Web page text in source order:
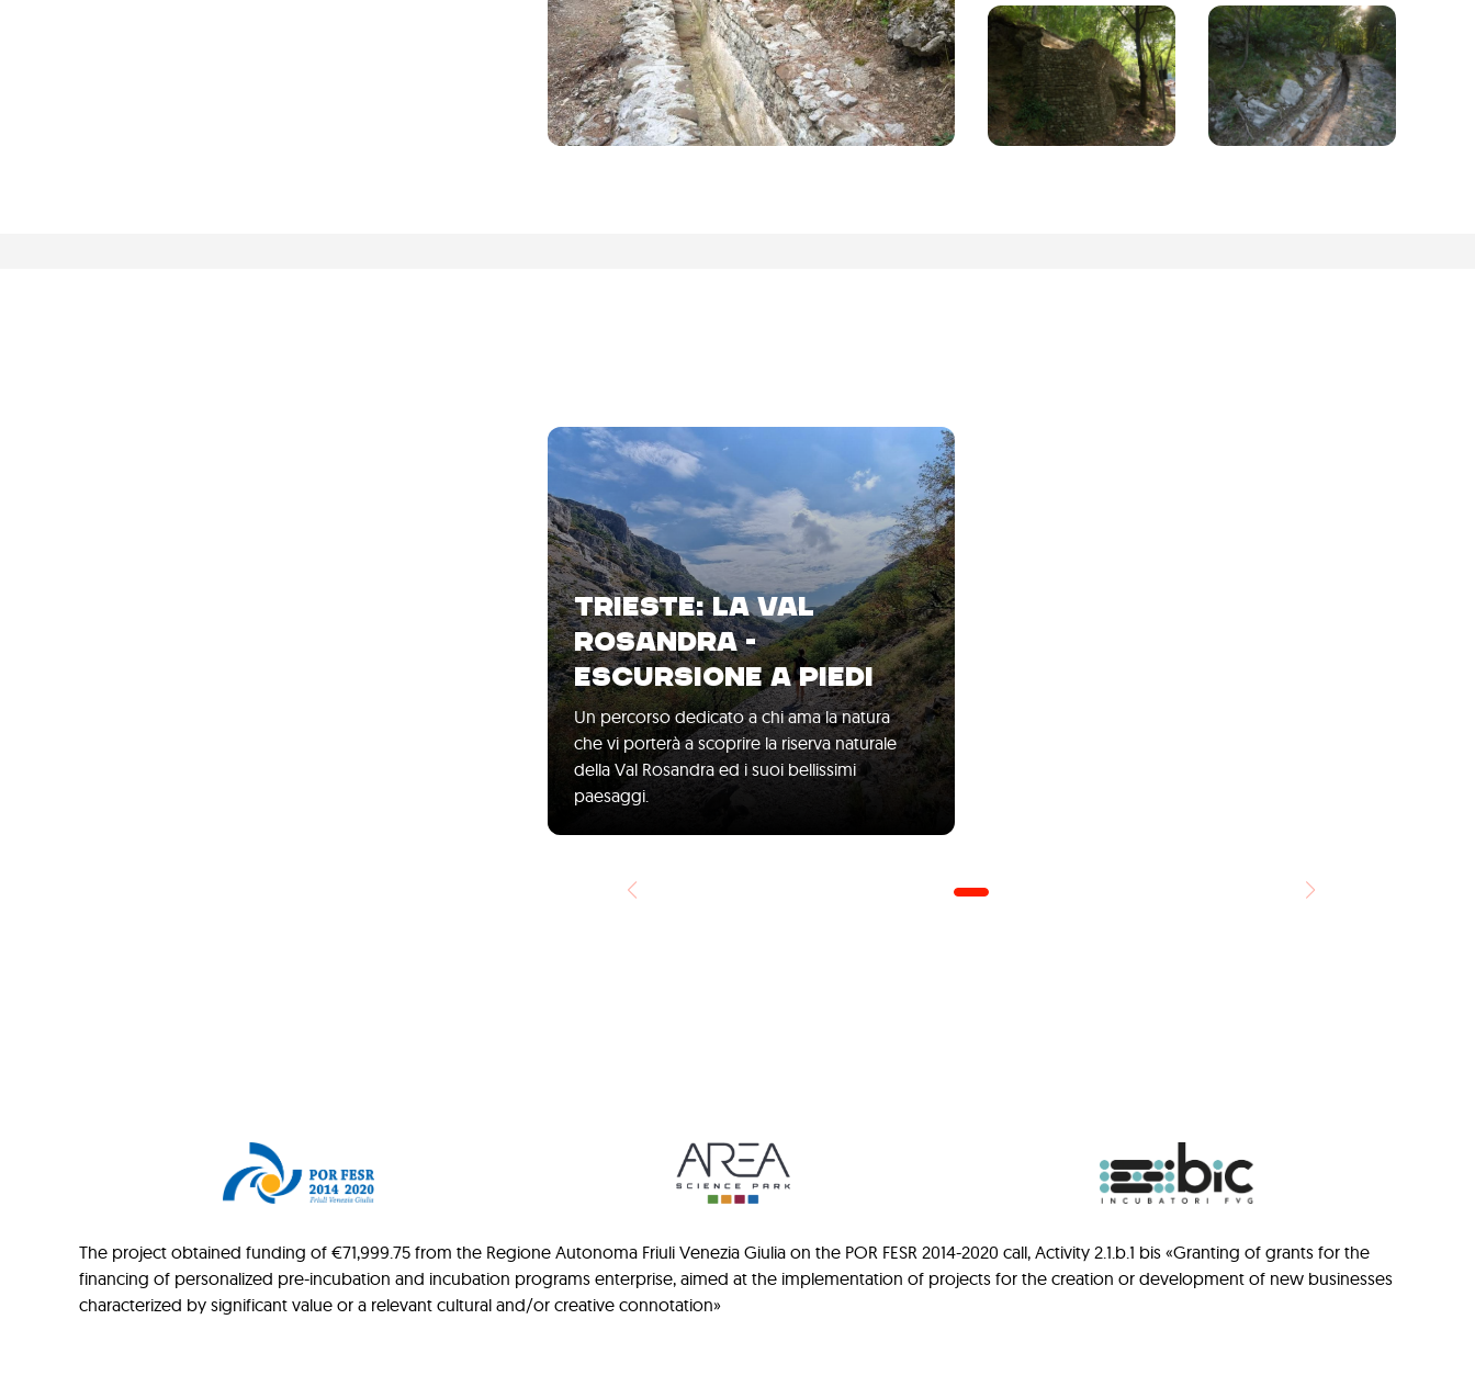
TRIESTE: LA VAL
ROSANDRA -
ESCURSIONE A PIEDI
Un percorso dedicato a chi ama la natura
che vi porterà a scoprire la riserva naturale
della Val Rosandra ed i suoi bellissimi
paesaggi.
The project obtained funding of €71,999.75 from the Regione Autonoma Friuli Venezia Giulia on the POR FESR 2014-2020 call, Activity 2.1.b.1 bis «Granting of grants for the
financing of personalized pre-incubation and incubation programs enterprise, aimed at the implementation of projects for the creation or development of new businesses
characterized by significant value or a relevant cultural and/or creative connotation»